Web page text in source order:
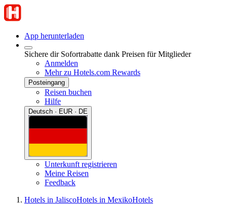
App herunterladen
Sichere dir Sofortrabatte dank Preisen für Mitglieder
Anmelden
Mehr zu Hotels.com Rewards
Posteingang
Reisen buchen
Hilfe
Deutsch · EUR · DE
Unterkunft registrieren
Meine Reisen
Feedback
Hotels in JaliscoHotels in MexikoHotels